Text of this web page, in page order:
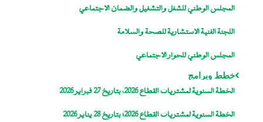
المجلس الوطني للشغل والتشغيل والضمان الاجتماعي
اللجنة الفنية الاستشارية للصحة والسلامة
المجلس الوطني للحوار الاجتماعي
خطط وبرامج
الخطة السنوية لمشتريات القطاع 2026، بتاريخ 27 فبراير 2026
الخطة السنوية لمشتريات القطاع 2026؛ بتاريخ 28 يناير 2026